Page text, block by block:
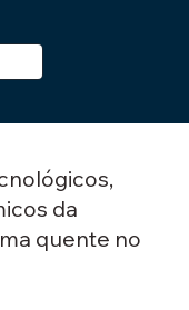
da
quente no